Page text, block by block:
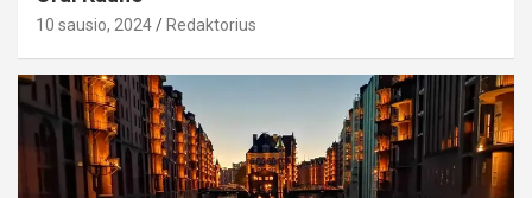
10 sausio, 2024 Redaktorius